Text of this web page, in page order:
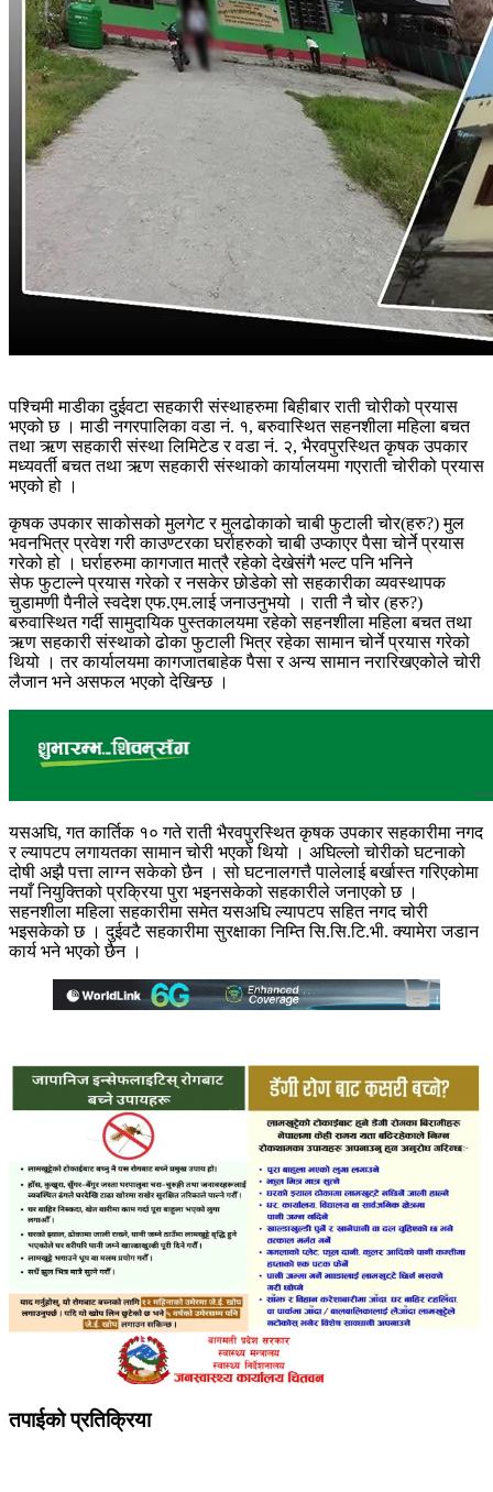
पश्चिमी माडीका दुईवटा सहकारी संस्थाहरुमा बिहीबार राती चोरीको प्रयास
भएको छ । माडी नगरपालिका वडा नं. १, बरुवास्थित सहनशीला महिला बचत
तथा ऋण सहकारी संस्था लिमिटेड र वडा नं. २, भैरवपुरस्थित कृषक उपकार
मध्यवर्ती बचत तथा ऋण सहकारी संस्थाको कार्यालयमा गएराती चोरीको प्रयास
भएको हो ।
कृषक उपकार साकोसको मुलगेट र मुलढोकाको चाबी फुटाली चोर(हरु?) मुल
भवनभित्र प्रवेश गरी काउण्टरका घर्राहरुको चाबी उप्काएर पैसा चोर्ने प्रयास
गरेको हो । घर्राहरुमा कागजात मात्रै रहेको देखेसंगै भल्ट पनि भनिने
सेफ फुटाल्ने प्रयास गरेको र नसकेर छोडेको सो सहकारीका व्यवस्थापक
चुडामणी पैनीले स्वदेश एफ.एम.लाई जनाउनुभयो । राती नै चोर (हरु?)
बरुवास्थित गर्दी सामुदायिक पुस्तकालयमा रहेको सहनशीला महिला बचत तथा
ऋण सहकारी संस्थाको ढोका फुटाली भित्र रहेका सामान चोर्ने प्रयास गरेको
थियो । तर कार्यालयमा कागजातबाहेक पैसा र अन्य सामान नरारिखएकोले चोरी
लैजान भने असफल भएको देखिन्छ ।
यसअघि, गत कार्तिक १० गते राती भैरवपुरस्थित कृषक उपकार सहकारीमा नगद
र ल्यापटप लगायतका सामान चोरी भएको थियो । अघिल्लो चोरीको घटनाको
दोषी अझै पत्ता लाग्न सकेको छैन । सो घटनालगत्तै पालेलाई बर्खास्त गरिएकोमा
नयाँ नियुक्तिको प्रक्रिया पुरा भइनसकेको सहकारीले जनाएको छ ।
सहनशीला महिला सहकारीमा समेत यसअघि ल्यापटप सहित नगद चोरी
भइसकेको छ । दुईवटै सहकारीमा सुरक्षाका निम्ति सि.सि.टि.भी. क्यामेरा जडान
कार्य भने भएको छैन ।
तपाईको प्रतिक्रिया